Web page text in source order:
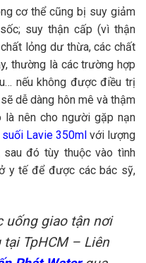
cơ thể cũng bị suy giảm
suy thận cấp (vì thận
lỏng dư thừa, các chất
thường là các trường hợp
nếu không được điều trị
dễ dàng hôn mê và thậm
là nên cho người gặp nạn
Lavie 350ml với lượng
đó tùy thuộc vào tình
y tế để được các bác sỹ,
uống giao tận nơi
TpHCM – Liên